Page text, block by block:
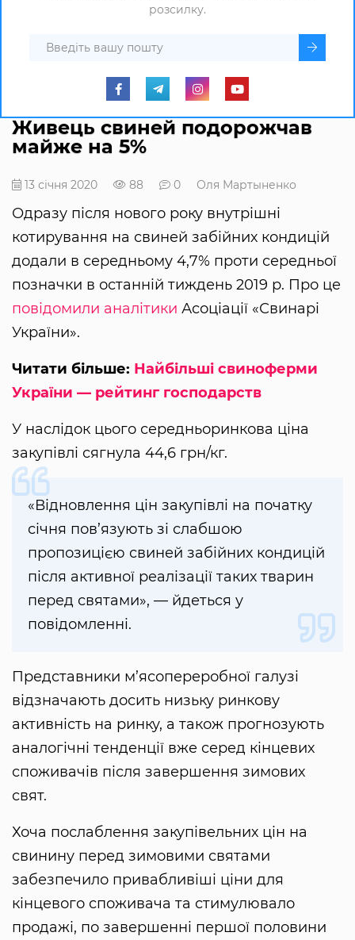
розсилку.
Живець свиней подорожчав
майже на 5%
13 січня 2020 88 0 Оля Мартыненко
Одразу після нового року внутрішні
котирування на свиней забійних кондицій
додали в середньому 4,7% проти середньої
позначки в останній тиждень 2019 р. Про це
повідомили аналітики Асоціації «Свинарі
України».
Читати більше: Найбільші свиноферми
України — рейтинг господарств
У наслідок цього середньоринкова ціна
закупівлі сягнула 44,6 грн/кг.
«Відновлення цін закупівлі на початку
січня пов’язують зі слабшою
пропозицією свиней забійних кондицій
після активної реалізації таких тварин
перед святами», — йдеться у
повідомленні.
Представники м’ясопереробної галузі
відзначають досить низьку ринкову
активність на ринку, а також прогнозують
аналогічні тенденції вже серед кінцевих
споживачів після завершення зимових
свят.
Хоча послаблення закупівельних цін на
свинину перед зимовими святами
забезпечило привабливіші ціни для
кінцевого споживача та стимулювало
продажі, по завершенні першої половини